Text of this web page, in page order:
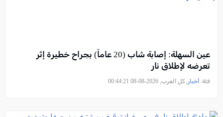
عين السهلة: إصابة شاب (20 عاماً) بجراح خطيرة إثر
تعرضه لإطلاق نار
فئة: أخبار , كل العرب, 2026-08-08 00:44:21